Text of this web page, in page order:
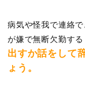
病気や怪我で連絡
が嫌で無断欠勤する
出すか話をして
ょう。